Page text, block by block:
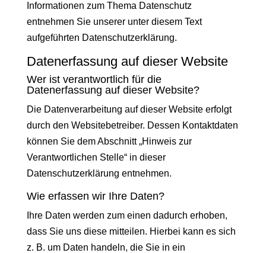
Informationen zum Thema Datenschutz
entnehmen Sie unserer unter diesem Text
aufgeführten Datenschutzerklärung.
Datenerfassung auf dieser Website
Wer ist verantwortlich für die
Datenerfassung auf dieser Website?
Die Datenverarbeitung auf dieser Website erfolgt
durch den Websitebetreiber. Dessen Kontaktdaten
können Sie dem Abschnitt „Hinweis zur
Verantwortlichen Stelle“ in dieser
Datenschutzerklärung entnehmen.
Wie erfassen wir Ihre Daten?
Ihre Daten werden zum einen dadurch erhoben,
dass Sie uns diese mitteilen. Hierbei kann es sich
z. B. um Daten handeln, die Sie in ein